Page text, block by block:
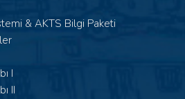
& AKTS Bilgi Paketi
I
II